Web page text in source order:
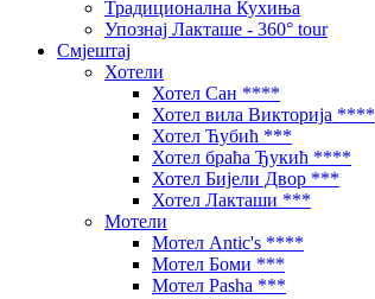
Традиционална Кухиња
Упознај Лакташе - 360° tour
Смјештај
Хотели
Хотел Сан ****
Хотел вила Викторија ****
Хотел Ћубић ***
Хотел браћа Ђукић ****
Хотел Бијели Двор ***
Хотел Лакташи ***
Мотели
Мотел Antic's ****
Мотел Боми ***
Мотел Pasha ***